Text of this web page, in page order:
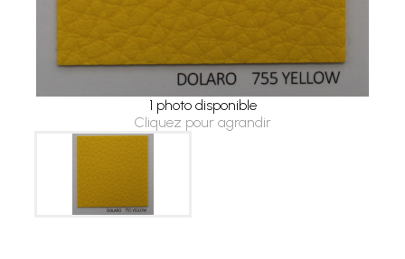
1 photo disponible
Cliquez pour agrandir